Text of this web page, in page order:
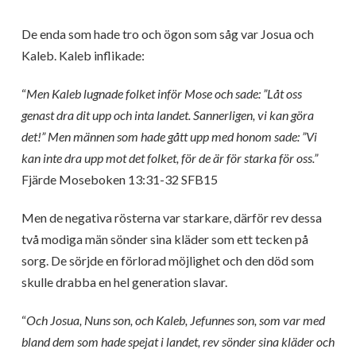
De enda som hade tro och ögon som såg var Josua och
Kaleb. Kaleb inflikade:
“Men Kaleb lugnade folket inför Mose och sade: ”Låt oss
genast dra dit upp och inta landet. Sannerligen, vi kan göra
det!” Men männen som hade gått upp med honom sade: ”Vi
kan inte dra upp mot det folket, för de är för starka för oss.”
Fjärde Moseboken 13:31-32 SFB15
Men de negativa rösterna var starkare, därför rev dessa
två modiga män sönder sina kläder som ett tecken på
sorg. De sörjde en förlorad möjlighet och den död som
skulle drabba en hel generation slavar.
“Och Josua, Nuns son, och Kaleb, Jefunnes son, som var med
bland dem som hade spejat i landet, rev sönder sina kläder och